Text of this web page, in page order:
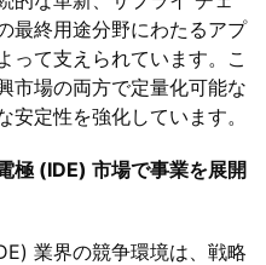
最終用途分野にわたるアプ
って支えられています。こ
市場の両方で定量化可能な
定性を強化しています。
極 (IDE) 市場で事業を展開
業界の競争環境は、戦略